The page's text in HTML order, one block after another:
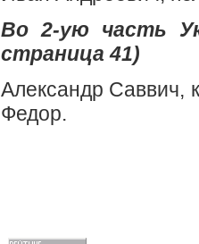
Во 2-ую часть
страница 41)
Александр Саввич,
Федор.